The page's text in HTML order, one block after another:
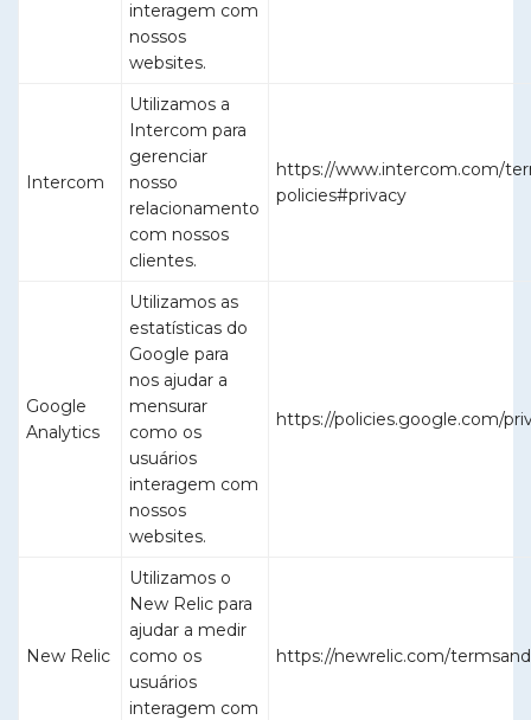
interagem com
nossos
websites.
Intercom
Utilizamos a
Intercom para
gerenciar
nosso
relacionamento
com nossos
clientes.
https://www.intercom.com/
policies#privacy
Google
Analytics
Utilizamos as
estatísticas do
Google para
nos ajudar a
mensurar
como os
usuários
interagem com
nossos
websites.
https://policies.google.com/
New Relic
Utilizamos o
New Relic para
ajudar a medir
como os
usuários
interagem com
https://newrelic.com/